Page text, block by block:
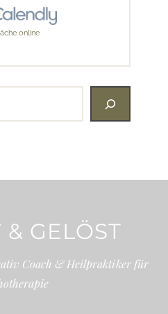
online
& GELÖST
Coach & Heilpraktiker für